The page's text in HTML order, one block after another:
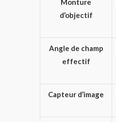
Monture
d’objectif
Angle de champ
effectif
Capteur d’image